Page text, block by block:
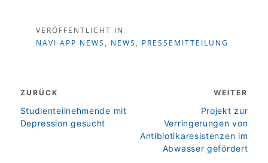
VERÖFFENTLICHT IN
NAVI APP NEWS , NEWS , PRESSEMITTEILUNG
ZURÜCK
zurück
Studienteilnehmende mit
Depression gesucht
WEITER
weiter
Projekt zur
Verringerungen von
Antibiotikaresistenzen im
Abwasser gefördert